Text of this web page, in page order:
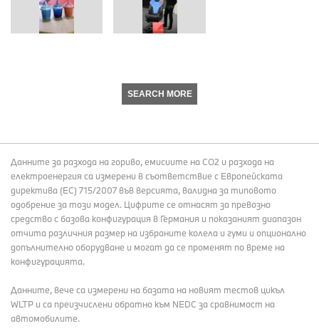
SEARCH MORE
Данните за разхода на гориво, емисиите на СО2 и разхода на
електроенергия са измерени в съответствие с Европейската
директива (EC) 715/2007 във версията, валидна за типовото
одобрение за този модел. Цифрите се отнасят за превозно
средство с базова конфигурация в Германия и показаният диапазон
отчита различния размер на избраните колела и гуми и опционално
допълнително оборудване и могат да се променят по време на
конфигурацията.
Данните, вече са измерени на базата на новият тестов цикъл
WLTP и са преизчислени обратно към NEDC за сравнимост на
автомобилите.